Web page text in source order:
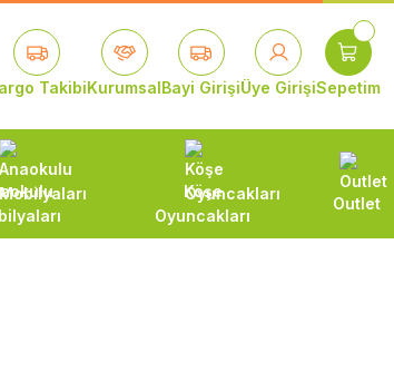
TakibiKurumsalBayi GirişiÜye GirişiSepetim
Köşe
Oyuncakları
Outlet